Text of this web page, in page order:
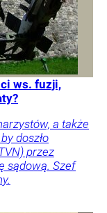
ws. fuzji,
a także
doszło
przez
sądową. Szef